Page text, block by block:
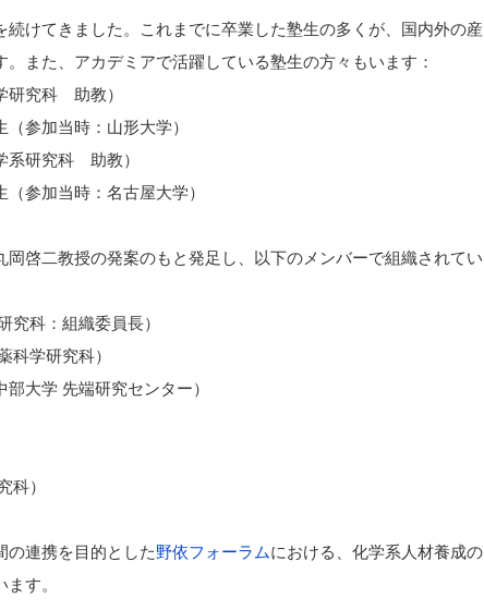
続けてきました。これまでに卒業した塾生の多くが、国内外の産
また、アカデミアで活躍している塾生の方々もいます：
研究科 助教）
参加当時：山形大学）
系研究科 助教）
参加当時：名古屋大学）
岡啓二教授の発案のもと発足し、以下のメンバーで組織されてい
究科：組織委員長）
科学研究科）
大学 先端研究センター）
科）
の連携を目的とした野依フォーラムにおける、化学系人材養成の
す。